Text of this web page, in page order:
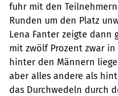
fuhr mit den
Runden um den Platz
Lena Fanter zeigte dann
mit zwölf Prozent zwar
hinter den Männern
aber alles andere als
das Durchwedeln durch